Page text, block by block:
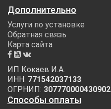
Дополнительно
Услуги по установке
Обратная связь
Карта сайта
ИП Кокаев И.А.
ИНН: 771542037133
ОГРНИП: 307770000430902
Способы оплаты